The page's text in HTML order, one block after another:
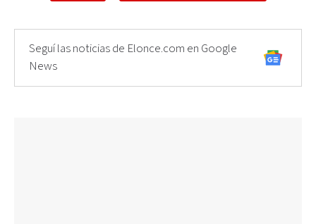
Seguí las noticias de Elonce.com en Google
News